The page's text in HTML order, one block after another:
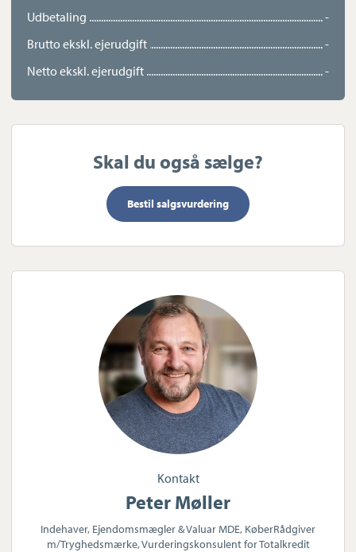
Udbetaling
-
Brutto ekskl. ejerudgift
-
Netto ekskl. ejerudgift
-
Skal du også sælge?
Bestil salgsvurdering
Kontakt
Peter Møller
Indehaver, Ejendomsmægler & Valuar MDE, KøberRådgiver
m/Tryghedsmærke, Vurderingskonsulent for Totalkredit